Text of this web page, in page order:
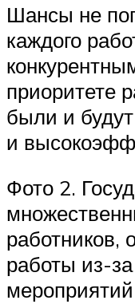
Шансы не
каждого
приоритете
были и
и
Фото 2.
работников,
работы из-